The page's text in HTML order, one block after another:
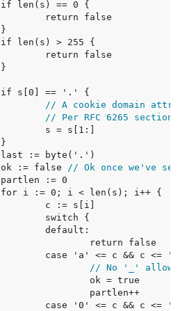
// A cookie domain
// Per RFC 6265 section
	ok := false
// Ok once we've
// No '_' allowed